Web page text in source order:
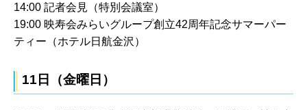
14:00 記者会見（特別会議室）
19:00 映寿会みらいグループ創立42周年記念サマーパー
ティー（ホテル日航金沢）
11日（金曜日）